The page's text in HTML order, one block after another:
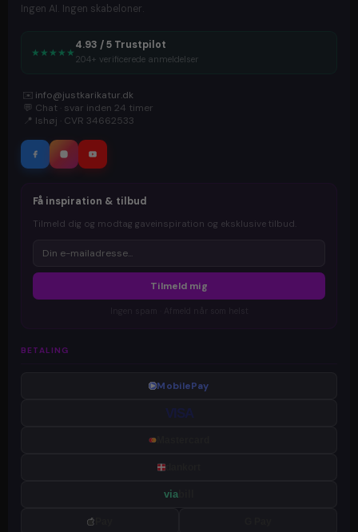
Ingen AI. Ingen skabeloner.
★ ★ ★ ★ ★
4.93 / 5 Trustpilot
204+ verificerede anmeldelser
✉️ info@justkarikatur.dk
💬 Chat · svar inden 24 timer
📍 Ishøj · CVR 34662533
Få inspiration & tilbud
Tilmeld dig og modtag gaveinspiration og eksklusive tilbud.
Tilmeld mig
BETALING
MobilePay
VISA
via